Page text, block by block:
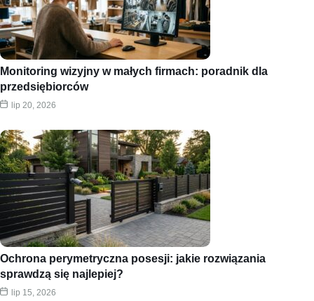
Monitoring wizyjny w małych firmach: poradnik dla
przedsiębiorców
lip 20, 2026
Ochrona perymetryczna posesji: jakie rozwiązania
sprawdzą się najlepiej?
lip 15, 2026